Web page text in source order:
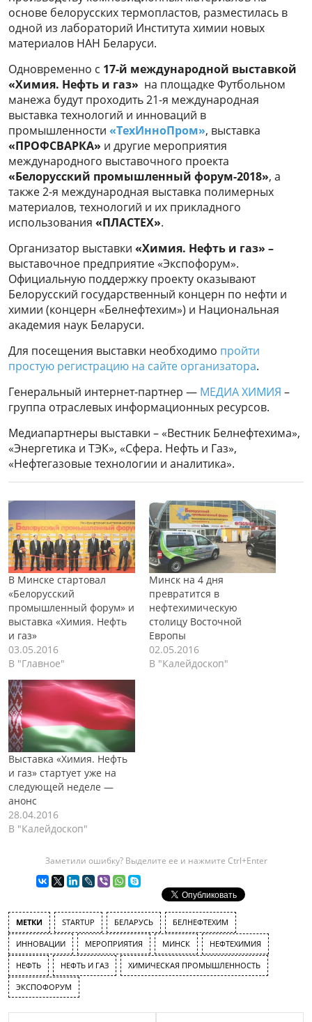
основе белорусских термопластов, разместилась в
одной из лабораторий Института химии новых
материалов НАН Беларуси.
Одновременно с 17‑й международной выставкой
«Химия. Нефть и газ» на площадке Футбольном
манежа будут проходить 21-я международная
выставка технологий и инноваций в
промышленности «ТехИнноПром», выставка
«ПРОФСВАРКА» и другие мероприятия
международного выставочного проекта
«Белорусский промышленный форум-2018», а
также 2-я международная выставка полимерных
материалов, технологий и их прикладного
использования «ПЛАСТЕХ».
Организатор выставки «Химия. Нефть и газ» –
выставочное предприятие «Экспофорум».
Официальную поддержку проекту оказывают
Белорусский государственный концерн по нефти и
химии (концерн «Белнефтехим») и Национальная
академия наук Беларуси.
Для посещения выставки необходимо пройти
простую регистрацию на сайте организатора.
Генеральный интернет-партнер — МЕДИА ХИМИЯ –
группа отраслевых информационных ресурсов.
Медиапартнеры выставки – «Вестник Белнефтехима»,
«Энергетика и ТЭК», «Сфера. Нефть и Газ»,
«Нефтегазовые технологии и аналитика».
В Минске стартовал
«Белорусский
промышленный форум» и
выставка «Химия. Нефть
и газ»
03.05.2016
В "Главное"
Минск на 4 дня
превратится в
нефтехимическую
столицу Восточной
Европы
02.05.2016
В "Калейдоскоп"
Выставка «Химия. Нефть
и газ» стартует уже на
следующей неделе —
анонс
28.04.2016
В "Калейдоскоп"
Заметили ошибку? Выделите ее и нажмите Ctrl+Enter
МЕТКИ STARTUP БЕЛАРУСЬ БЕЛНЕФТЕХИМ
ИННОВАЦИИ МЕРОПРИЯТИЯ МИНСК НЕФТЕХИМИЯ
НЕФТЬ НЕФТЬ И ГАЗ ХИМИЧЕСКАЯ ПРОМЫШЛЕННОСТЬ
ЭКСПОФОРУМ